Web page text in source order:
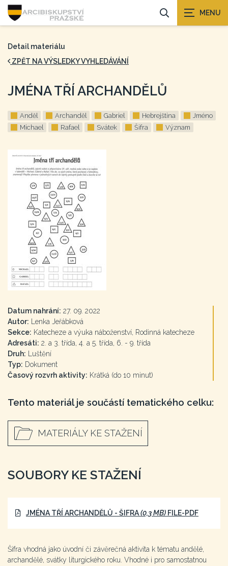
Detail materiálu
ZPĚT NA VÝSLEDKY VYHLEDÁVÁNÍ
JMÉNA TŘÍ ARCHANDĚLŮ
Anděl Archanděl Gabriel Hebrejština
Jméno
Michael
Rafael Svátek Šifra Význam
Datum nahrání: 27. 09. 2022
Autor: Lenka Jeřábková
Sekce: Katecheze a výuka náboženství, Rodinná katecheze
Adresáti: 2. a 3. třída, 4. a 5. třída, 6. - 9. třída
Druh: Luštění
Typ: Dokument
Časový rozvrh aktivity: Krátká (do 10 minut)
Tento materiál je součástí tematického celku:
MATERIÁLY KE STAŽENÍ
SOUBORY KE STAŽENÍ
JMÉNA TŘÍ ARCHANDĚLŮ - ŠIFRA(0,3 MB) FILE-PDF
Šifra vhodná jako úvodní či závěrečná aktivita k tématu andělé,
archandělé, svátky liturgického roku. Vhodné i pro samostatnou